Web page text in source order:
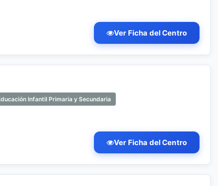
Ver Ficha del Centro
Infantil Primaria y Secundaria
Ver Ficha del Centro